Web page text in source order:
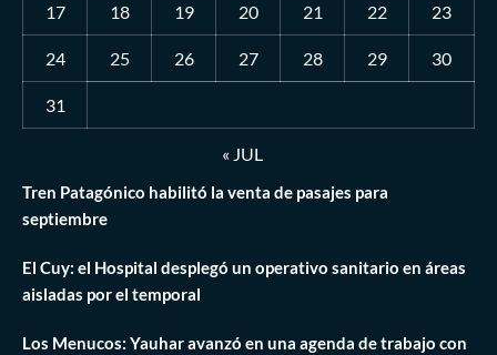
17 18 19 20 21 22 23
24 25 26 27 28 29 30
31
« JUL
Tren Patagónico habilitó la venta de pasajes para
septiembre
El Cuy: el Hospital desplegó un operativo sanitario en áreas
aisladas por el temporal
Los Menucos: Yauhar avanzó en una agenda de trabajo con